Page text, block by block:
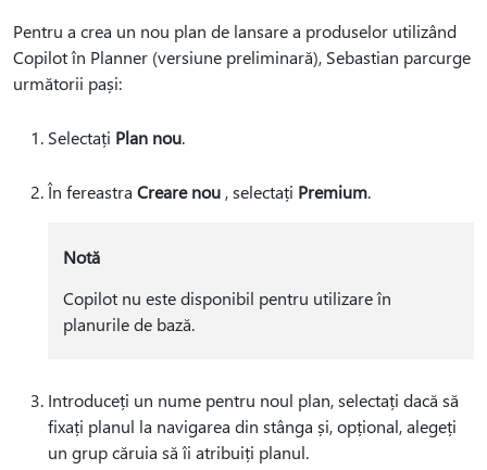
Pentru a crea un nou plan de lansare a produselor utilizând
Copilot în Planner (versiune preliminară), Sebastian parcurge
următorii pași:
Selectați Plan nou.
În fereastra Creare nou , selectați Premium.
Notă
Copilot nu este disponibil pentru utilizare în
planurile de bază.
Introduceți un nume pentru noul plan, selectați dacă să
fixați planul la navigarea din stânga și, opțional, alegeți
un grup căruia să îi atribuiți planul.